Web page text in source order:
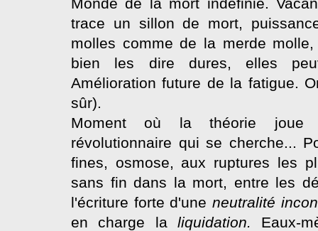
trace un sillon de mort,
molles comme de la merde
bien les dire dures, elles
Amélioration future de la fatigue.
sûr).
Moment où la théorie
révolutionnaire qui se cherche...
fines, osmose, aux ruptures les
sans fin dans la mort, entre les
l'écriture forte d'une neutralité
en charge la liquidation. Eaux-